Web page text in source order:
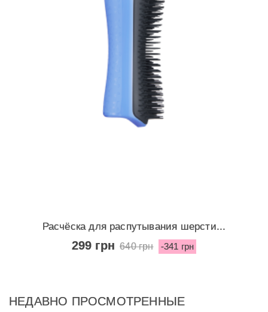
Расчёска для распутывания шерсти...
299 грн 640 грн -341 грн
НЕДАВНО ПРОСМОТРЕННЫЕ